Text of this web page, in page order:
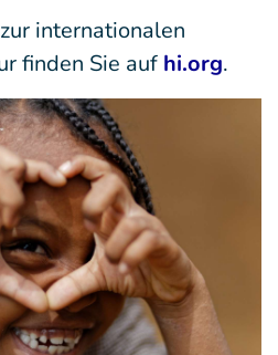
internationalen
finden Sie auf hi.org.